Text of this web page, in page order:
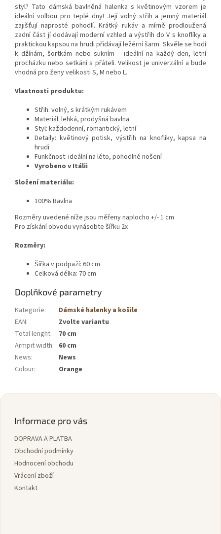
styl? Tato dámská bavlněná halenka s květinovým vzorem je
ideální volbou pro teplé dny! Její volný střih a jemný materiál
zajišťují naprosté pohodlí. Krátký rukáv a mírně prodloužená
zadní část jí dodávají moderní vzhled a výstřih do V s knoflíky a
praktickou kapsou na hrudi přidávají ležérní šarm. Skvěle se hodí
k džínám, šortkám nebo sukním – ideální na každý den, letní
procházku nebo setkání s přáteli. Velikost je univerzální a bude
vhodná pro ženy velikosti S, M nebo L.
Vlastnosti produktu:
Střih: volný, s krátkým rukávem
Materiál: lehká, prodyšná bavlna
Styl: každodenní, romantický, letní
Detaily: květinový potisk, výstřih na knoflíky, kapsa na
hrudi
Funkčnost: ideální na léto, pohodlné nošení
Vyrobeno v Itálii
Složení materiálu:
100% Bavlna
Rozměry uvedené níže jsou měřeny naplocho +/- 1 cm
Pro získání obvodu vynásobte šířku 2x
Rozměry:
Šířka v podpaží: 60 cm
Celková délka: 70 cm
Doplňkové parametry
Kategorie:
Dámské halenky a košile
EAN:
Zvolte variantu
Total lenght:
70 cm
Armpit width: 60 cm
News:
News
Colour: Orange
Z
Informace pro vás
DOPRAVA A PLATBA
Obchodní podmínky
Hodnocení obchodu
Vrácení zboží
Kontakt